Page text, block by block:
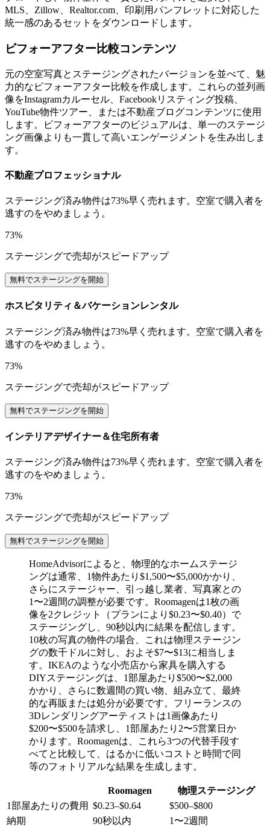
MLS、Zillow、Realtor.com、印刷用パンフレットに対応した
統一感のあるセットをダウンロードします。
ビフォーアフター比較コンテンツ
元の空室写真とステージングされたバージョンを並べて、魅
力的なビフォーアフター比較を作成します。これらの並列画
像をInstagramカルーセル、Facebookリスティング投稿、
YouTube物件ツアー、または不動産ブログコンテンツに使用
します。ビフォーアフターのビジュアルは、単一のステージ
ング画像よりも一貫して高いエンゲージメントを生み出しま
す。
不動産プロフェッショナル
ステージング済み物件は73%早く売れます。空室で購入者を
逃すのをやめましょう。
73%
ステージングで売却がスピードアップ
無料でステージングを開始
ホスピタリティ＆バケーションレンタル
ステージング済み物件は73%早く売れます。空室で購入者を
逃すのをやめましょう。
73%
ステージングで売却がスピードアップ
無料でステージングを開始
インテリアデザイナー＆住宅所有者
ステージング済み物件は73%早く売れます。空室で購入者を
逃すのをやめましょう。
73%
ステージングで売却がスピードアップ
無料でステージングを開始
HomeAdvisorによると、物理的なホームステージ
ングは通常、1物件あたり$1,500〜$5,000かかり、
さらにステージャー、引っ越し業者、写真家との
1〜2週間の調整が必要です。Roomagenは1枚の画
像を2クレジット（プランにより$0.23〜$0.40）で
ステージングし、90秒以内に結果を配信します。
10枚の写真の物件の場合、これは物理ステージン
グの数千ドルに対し、およそ$7〜$13に相当しま
す。IKEAのような小売店から家具を購入する
DIYステージングは、1部屋あたり$500〜$2,000
かかり、さらに数週間の買い物、組み立て、最終
的な再販または処分が必要です。フリーランスの
3Dレンダリングアーティストは1画像あたり
$200〜$500を請求し、1部屋あたり2〜5営業日か
かります。Roomagenは、これら3つの代替手段す
べてと比較して、はるかに低いコストと時間で同
等のフォトリアルな結果を生成します。
Roomagen
物理ステージング
1部屋あたりの費用 $0.23–$0.64
$500–$800
納期
90秒以内 1〜2週間